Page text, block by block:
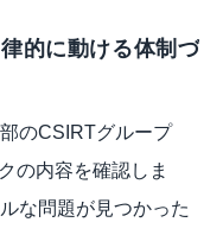
的に動ける体制づ
のCSIRTグループ
の内容を確認しま
な問題が見つかった